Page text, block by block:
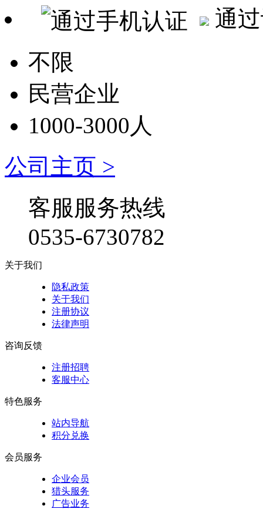
通
不限
民营企业
1000-3000人
公司主页 >
客服服务热线
0535-6730782
关于我们
隐私政策
关于我们
注册协议
法律声明
咨询反馈
注册招聘
客服中心
特色服务
站内导航
积分兑换
会员服务
企业会员
猎头服务
广告业务